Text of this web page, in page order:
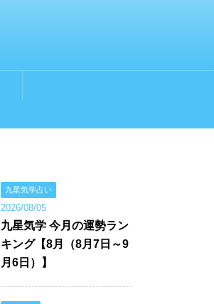
九星気学占い
2026/08/05
九星気学 今月の運勢ラン
キング【8月（8月7日～9
月6日）】